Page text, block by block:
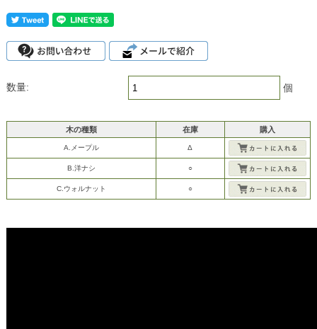
数量: 個
木の種類 在庫 購入
A.メープル Δ
B.洋ナシ ○
C.ウォルナット ○